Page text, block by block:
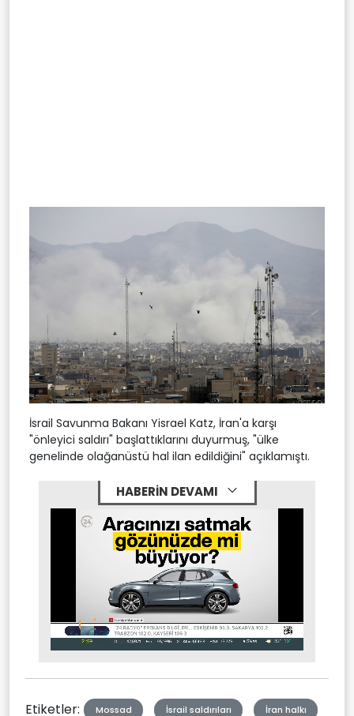
İsrail Savunma Bakanı Yisrael Katz, İran'a karşı
"önleyici saldırı" başlattıklarını duyurmuş, "ülke
genelinde olağanüstü hal ilan edildiğini" açıklamıştı.
HABERİN DEVAMI
Mute Stream
Etiketler: Mossad İsrail saldırıları İran halkı